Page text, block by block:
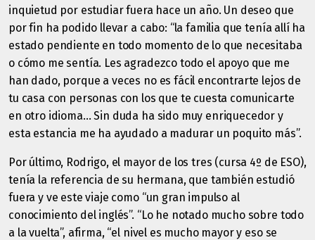
inquietud por estudiar fuera hace un año. Un deseo que
por fin ha podido llevar a cabo: “la familia que tenía allí ha
estado pendiente en todo momento de lo que necesitaba
o cómo me sentía. Les agradezco todo el apoyo que me
han dado, porque a veces no es fácil encontrarte lejos de
tu casa con personas con los que te cuesta comunicarte
en otro idioma… Sin duda ha sido muy enriquecedor y
esta estancia me ha ayudado a madurar un poquito más”.
Por último, Rodrigo, el mayor de los tres (cursa 4º de ESO),
tenía la referencia de su hermana, que también estudió
fuera y ve este viaje como “un gran impulso al
conocimiento del inglés”. “Lo he notado mucho sobre todo
a la vuelta”, afirma, “el nivel es mucho mayor y eso se